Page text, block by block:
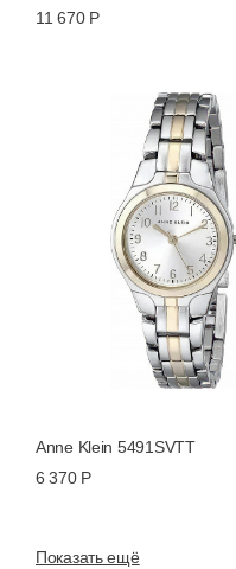
11 670 Р
Anne Klein 5491SVTT
6 370 Р
Показать ещё